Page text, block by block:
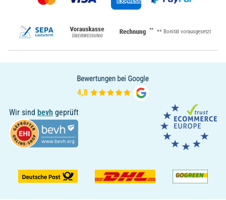
** ** Bonität vorausgesetzt
Wir sind bevh geprüft